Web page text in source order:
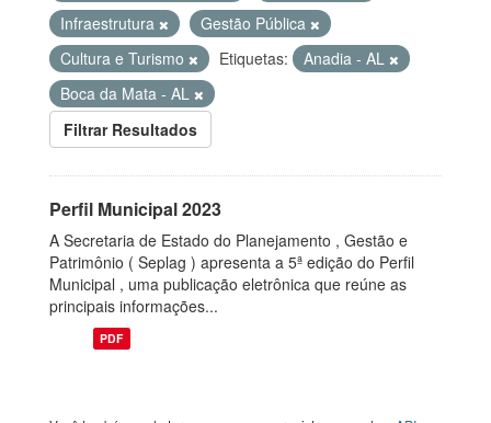
Infraestrutura
Gestão Pública
Cultura e Turismo
Etiquetas:
Anadia - AL
Boca da Mata - AL
Filtrar Resultados
Perfil Municipal 2023
A Secretaria de Estado do Planejamento , Gestão e
Patrimônio ( Seplag ) apresenta a 5ª edição do Perfil
Municipal , uma publicação eletrônica que reúne as
principais informações...
PDF